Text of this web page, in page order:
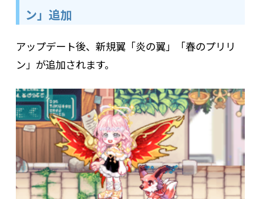
ン」追加
アップデート後、新規翼「炎の翼」「春のプリリ
ン」が追加されます。